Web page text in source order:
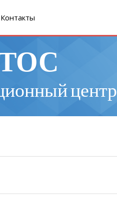
Контакты
центр